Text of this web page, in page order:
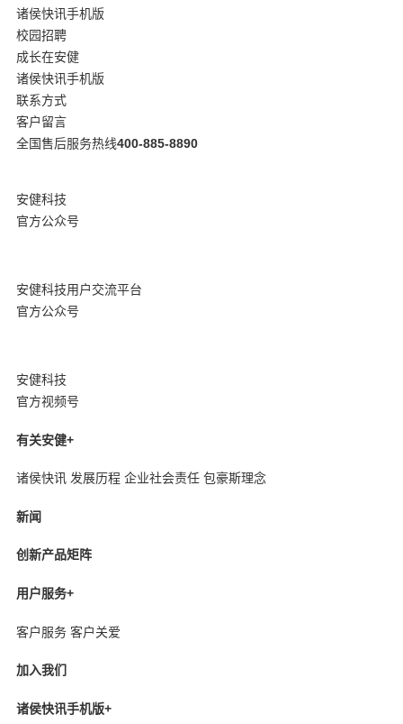
诸侯快讯手机版
校园招聘
成长在安健
诸侯快讯手机版
联系方式
客户留言
全国售后服务热线400-885-8890
安健科技
官方公众号
安健科技用户交流平台
官方公众号
安健科技
官方视频号
有关安健+
诸侯快讯 发展历程 企业社会责任 包豪斯理念
新闻
创新产品矩阵
用户服务+
客户服务 客户关爱
加入我们
诸侯快讯手机版+